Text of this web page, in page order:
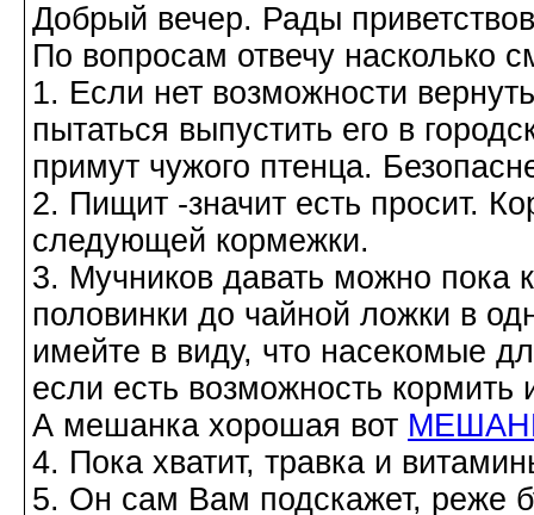
Добрый вечер. Рады
По вопросам отвечу насколько
1. Если нет возможности
пытаться выпустить его в
примут чужого птенца.
2. Пищит -значит есть просит.
следующей кормежки.
3. Мучников давать можно пока
половинки до чайной ложки в
имейте в виду, что насекомые
если есть возможность кормить
А мешанка хорошая вот
4. Пока хватит, травка и
5. Он сам Вам подскажет, реже